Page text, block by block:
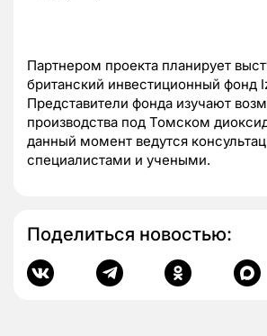
Партнером проекта планирует
британский инвестиционный фонд
Представители фонда изучают
производства под Томском
данный момент ведутся
специалистами и учеными.
Поделиться новостью: